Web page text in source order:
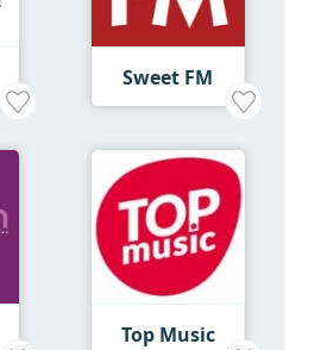
Sweet FM
Top Music